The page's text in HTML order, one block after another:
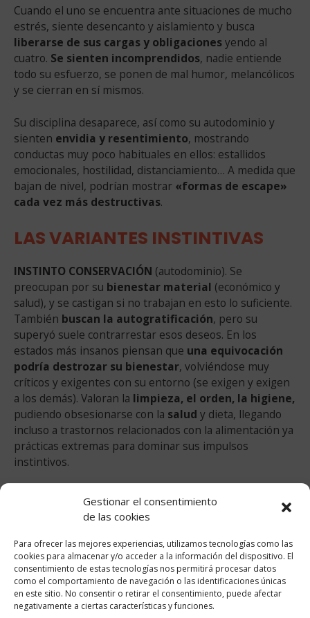
Gestionar el consentimiento
de las cookies
Para ofrecer las mejores experiencias, utilizamos tecnologías como las
cookies para almacenar y/o acceder a la información del dispositivo. El
consentimiento de estas tecnologías nos permitirá procesar datos
como el comportamiento de navegación o las identificaciones únicas
en este sitio. No consentir o retirar el consentimiento, puede afectar
negativamente a ciertas características y funciones.
Cuando el uno se encuentra ante situaciones de mucho
estrés, siente desencanto y aislamiento y busca
liberarse de sus cargas y obligacionesyendo al
cuatro. Se sienten incomprendidos, nadie entiende
todo su esfuerzo, se ponen de mal humor, melancólicos
y se cierran en sí mismos.
Su disciplina desaparece, así como su autodominio y
sienten envidia y resentimiento, mostrando
conductas muy poco habituales en ellos: estallidos
emocionales, hostilidad, distanciamiento… A medida que
bajan de nivel, podrían mostrar «formas de escape»
cada vez más destructivas.
LAS VARIANTES INSTINTIVAS
INSTINTO CONSERVACIÓN (autodominio). Se
preocupan por su bienestar material (económico y
salud), y se castigan si no trabajan en esto lo suficiente.
También buscan la autogratificación, pero su
superyó suele contrarrestar esos deseos. En los
estados más insanos piensan que una equivocación
podría destrozar su bienestar, volviéndose muy
críticos y exigentes con su entorno (se exigen y exigen
a los demás). Valoran la limpieza, el orden, la higiene,
pudiendo obsesionarse con la salud y dieta, llegando
incluso a trastornos relacionados con la alimentación ya
prácticas extremas para dominar sus impulsos
instintivos.